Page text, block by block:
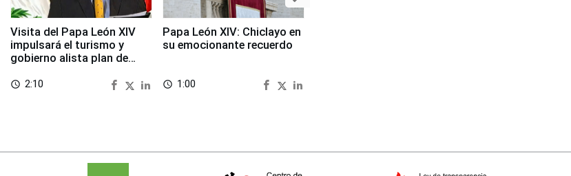
Visita del Papa León XIV
impulsará el turismo y
gobierno alista plan de
access_time 2:10
Papa León XIV: Chiclayo en
su emocionante recuerdo
access_time 1:00